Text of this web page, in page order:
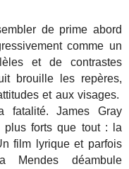
de prime abord
comme un
et de contrastes
brouille les repères,
et aux visages.
James Gray
plus forts que tout : la
film lyrique et parfois
Mendes déambule